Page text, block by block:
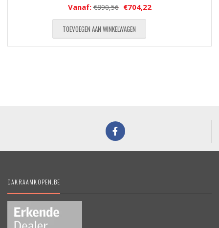
Vanaf:€890,56 €704,22
TOEVOEGEN AAN WINKELWAGEN
DAKRAAMKOPEN.BE